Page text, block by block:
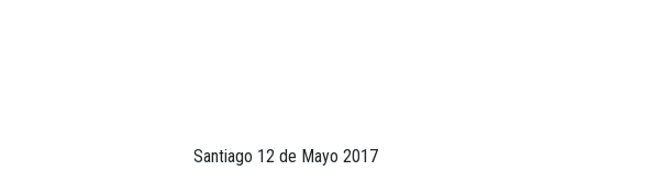
Santiago 12 de Mayo 2017